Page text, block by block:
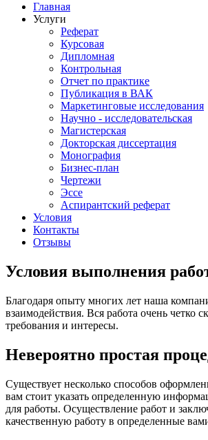
Главная
Услуги
Реферат
Курсовая
Дипломная
Контрольная
Отчет по практике
Публикация в ВАК
Маркетинговые исследования
Научно - исследовательская
Магистерская
Докторская диссертация
Монография
Бизнес-план
Чертежи
Эссе
Аспирантский реферат
Условия
Контакты
Отзывы
Условия выполнения
Благодаря опыту многих лет наша
взаимодействия. Вся работа очень
требования и интересы.
Невероятно простая
Существует несколько способов
вам стоит указать определенную
для работы. Осуществление работ и
качественную работу в определенные